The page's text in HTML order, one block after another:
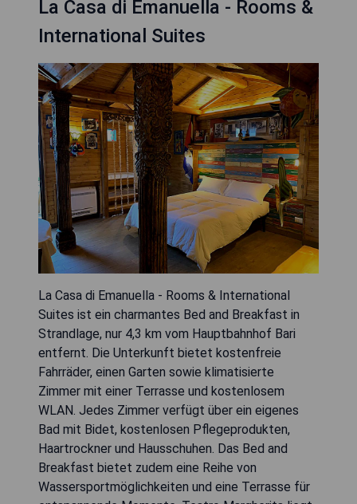
La Casa di Emanuella - Rooms &
International Suites
La Casa di Emanuella - Rooms & International
Suites ist ein charmantes Bed and Breakfast in
Strandlage, nur 4,3 km vom Hauptbahnhof Bari
entfernt. Die Unterkunft bietet kostenfreie
Fahrräder, einen Garten sowie klimatisierte
Zimmer mit einer Terrasse und kostenlosem
WLAN. Jedes Zimmer verfügt über ein eigenes
Bad mit Bidet, kostenlosen Pflegeprodukten,
Haartrockner und Hausschuhen. Das Bed and
Breakfast bietet zudem eine Reihe von
Wassersportmöglichkeiten und eine Terrasse für